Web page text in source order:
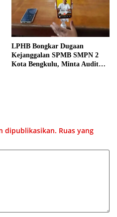
LPHB Bongkar Dugaan
Kejanggalan SPMB SMPN 2
Kota Bengkulu, Minta Audit
dipublikasikan. Ruas yang